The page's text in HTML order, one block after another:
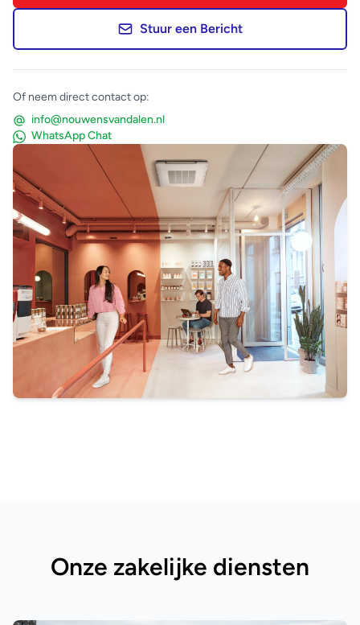
Stuur een Bericht
Of neem direct contact op:
info@nouwensvandalen.nl
WhatsApp Chat
Onze zakelijke diensten